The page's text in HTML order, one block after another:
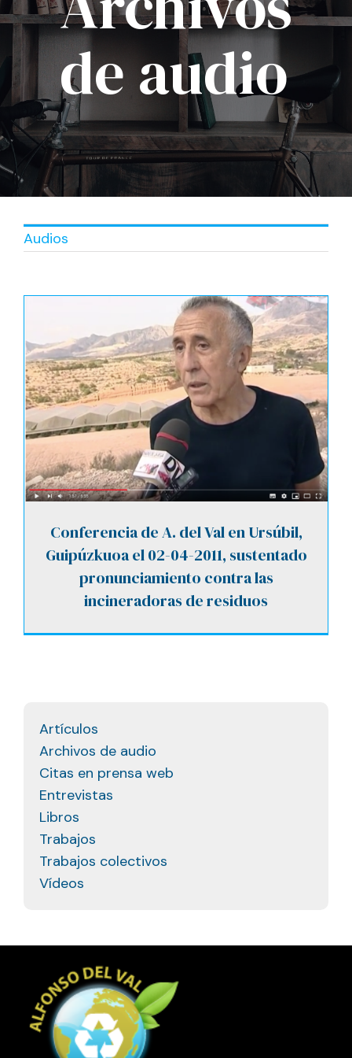
de audio
Audios
Conferencia de A. del Val en Ursúbil,
Guipúzkuoa el 02-04-2011, sustentado
pronunciamiento contra las
incineradoras de residuos
Artículos
Archivos de audio
Citas en prensa web
Entrevistas
Libros
Trabajos
Trabajos colectivos
Vídeos